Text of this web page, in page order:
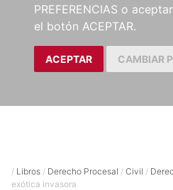
PREFERENCIAS o
el botón ACEPTAR.
ACEPTAR CAMBIAR
/ Libros / Derecho Procesal / Civil /
exótica invasora